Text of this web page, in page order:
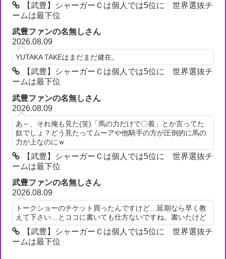
【武豊】シャーガーＣは個人では5位に 世界選抜チ
ームは最下位
武豊ファンの名無しさん
2026.08.09
YUTAKA TAKEはまだまだ健在。
【武豊】シャーガーＣは個人では5位に 世界選抜チ
ームは最下位
武豊ファンの名無しさん
2026.08.09
あ～、それ俺も見た(笑)「馬の力だけで〇着」とか言ってた
奴でしょ？どう見たってムーアや他騎手の方が圧倒的に馬の
力が上なのにｗ
【武豊】シャーガーＣは個人では5位に 世界選抜チ
ームは最下位
武豊ファンの名無しさん
2026.08.09
トークショーのチケット買ったんですけど…延期なら早く教
えて下さい…とココに書いても仕方ないですね。書いたけど
【武豊】シャーガーＣは個人では5位に 世界選抜チ
ームは最下位